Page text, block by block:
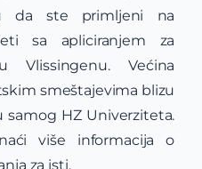
da ste primljeni na
sa apliciranjem za
Vlissingenu. Većina
smeštajevima blizu
samog HZ Univerziteta.
više informacija o
za isti.